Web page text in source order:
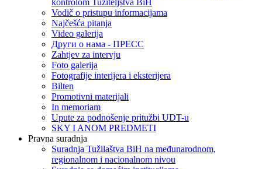
kontrolom Tužiteljstva BiH
Vodič o pristupu informacijama
Najčešća pitanja
Video galerija
Други о нама - ПРЕСC
Zahtjev za intervju
Foto galerija
Fotografije interijera i eksterijera
Bilten
Promotivni materijali
In memoriam
Upute za podnošenje pritužbi UDT-u
SKY I ANOM PREDMETI
Pravna suradnja
Suradnja Tužilaštva BiH na međunarodnom,
regionalnom i nacionalnom nivou